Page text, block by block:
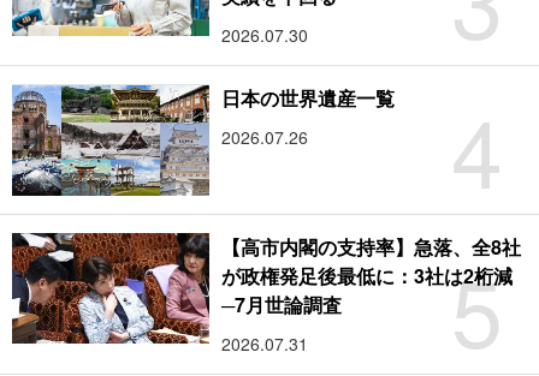
2026.07.30
4
日本の世界遺産一覧
2026.07.26
5
【高市内閣の支持率】急落、全8社
が政権発足後最低に：3社は2桁減
─7月世論調査
2026.07.31